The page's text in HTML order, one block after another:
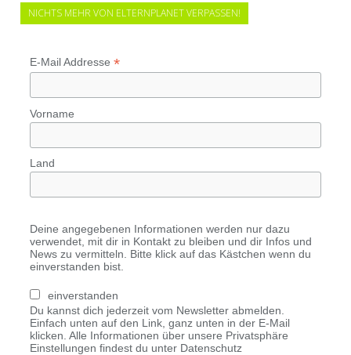
NICHTS MEHR VON ELTERNPLANET VERPASSEN!
E-Mail Addresse *
Vorname
Land
Deine angegebenen Informationen werden nur dazu
verwendet, mit dir in Kontakt zu bleiben und dir Infos und
News zu vermitteln. Bitte klick auf das Kästchen wenn du
einverstanden bist.
einverstanden
Du kannst dich jederzeit vom Newsletter abmelden.
Einfach unten auf den Link, ganz unten in der E-Mail
klicken. Alle Informationen über unsere Privatsphäre
Einstellungen findest du unter Datenschutz